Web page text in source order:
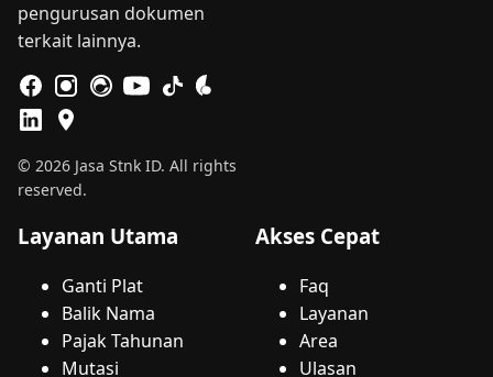
pengurusan dokumen
terkait lainnya.
© 2026 Jasa Stnk ID. All rights
reserved.
Layanan Utama
Ganti Plat
Balik Nama
Pajak Tahunan
Mutasi
Akses Cepat
Faq
Layanan
Area
Ulasan